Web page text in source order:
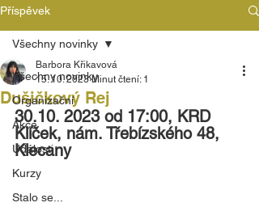
Příspěvek
Všechny novinky
Organizační
Akce
Události
Kurzy
Stalo se...
Všechny novinky
Dušičkový Rej
Barbora Křikavová
15. 10. 2023 Minut čtení: 1
30.10. 2023 od 17:00, KRD
Klíček, nám. Třebízského 48,
Klecany